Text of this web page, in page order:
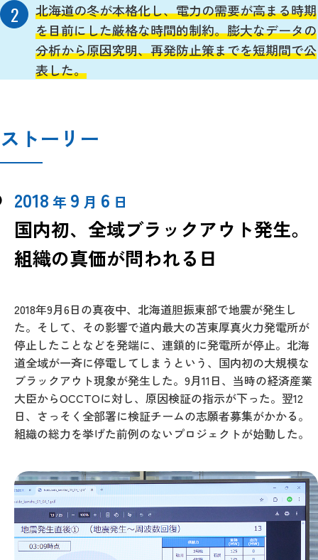
北海道の冬が本格化し、電力の需要が高まる時期
を目前にした厳格な時間的制約。膨大なデータの
分析から原因究明、再発防止策までを短期間で公
表した。
ストーリー
2018 年 9 月 6 日
国内初、全域ブラックアウト発生。
組織の真価が問われる日
2018年9月6日の真夜中、北海道胆振東部で地震が発生し
た。そして、その影響で道内最大の苫東厚真火力発電所が
停止したことなどを発端に、連鎖的に発電所が停止。北海
道全域が一斉に停電してしまうという、国内初の大規模な
ブラックアウト現象が発生した。9月11日、当時の経済産業
大臣からOCCTOに対し、原因検証の指示が下った。翌12
日、さっそく全部署に検証チームの志願者募集がかかる。
組織の総力を挙げた前例のないプロジェクトが始動した。